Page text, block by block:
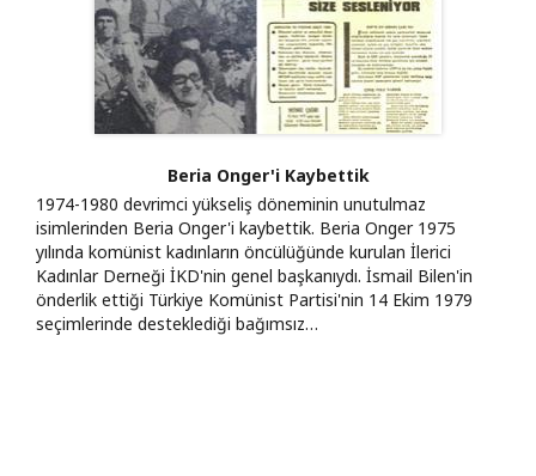
Beria Onger'i Kaybettik
1974-1980 devrimci yükseliş döneminin unutulmaz
isimlerinden Beria Onger'i kaybettik. Beria Onger 1975
yılında komünist kadınların öncülüğünde kurulan İlerici
Kadınlar Derneği İKD'nin genel başkanıydı. İsmail Bilen'in
önderlik ettiği Türkiye Komünist Partisi'nin 14 Ekim 1979
seçimlerinde desteklediği bağımsız…